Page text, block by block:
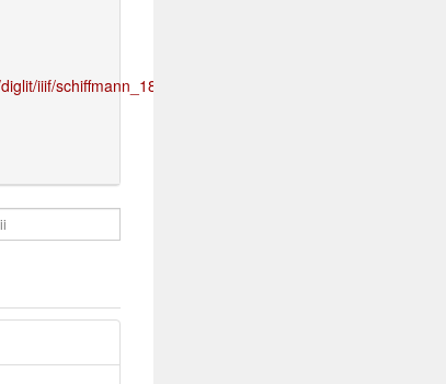
iiif/schiffmann_1895/manifest.json